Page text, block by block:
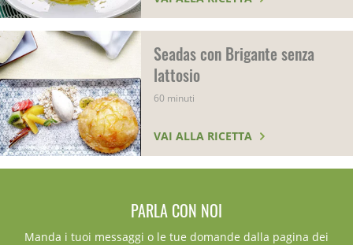
Seadas con Brigante senza
lattosio
60 minuti
VAI ALLA RICETTA
PARLA CON NOI
Manda i tuoi messaggi o le tue domande dalla pagina dei